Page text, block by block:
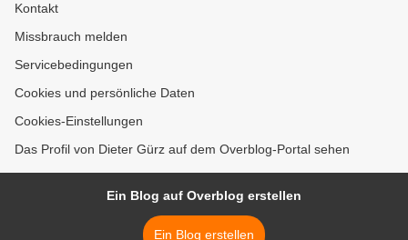
Kontakt
Missbrauch melden
Servicebedingungen
Cookies und persönliche Daten
Cookies-Einstellungen
Das Profil von Dieter Gürz auf dem Overblog-Portal sehen
Ein Blog auf Overblog erstellen
Ein Blog erstellen